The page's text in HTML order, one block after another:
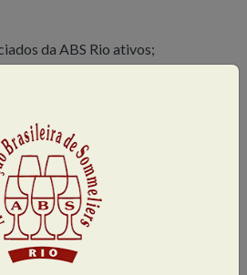
da ABS Rio ativos;
associados; e
rio.com.br
99462-2756 (Barra)
de 18 anos.